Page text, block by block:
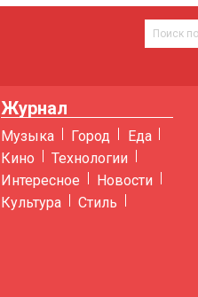
Журнал
Музыка Город
Еда
Кино
Технологии
Интересное
Новости
Культура
Стиль